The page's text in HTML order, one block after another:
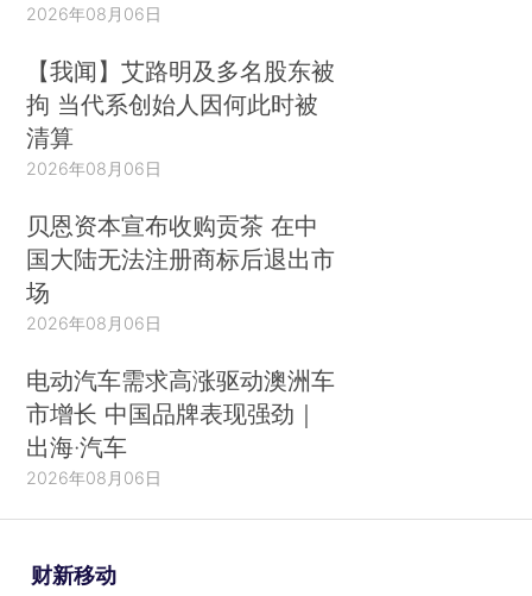
2026年08月06日
【我闻】艾路明及多名股东被
拘 当代系创始人因何此时被
清算
2026年08月06日
贝恩资本宣布收购贡茶 在中
国大陆无法注册商标后退出市
场
2026年08月06日
电动汽车需求高涨驱动澳洲车
市增长 中国品牌表现强劲｜
出海·汽车
2026年08月06日
财新移动